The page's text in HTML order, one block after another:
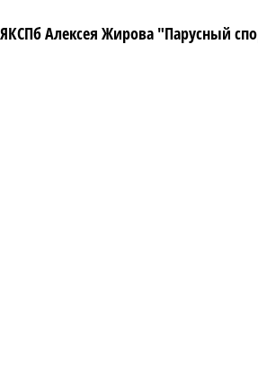
Алексея Жирова "Парусный